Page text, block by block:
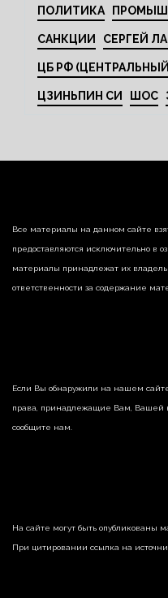
ПОЛИТИКА
САНКЦИИ СЕРГЕЙ
ЦБ РФ
ЦЗИНЬПИН СИ ШОС
Все материалы на данном сайте
предоставляются исключительно в
материалы принадлежат их
ответственности за содержание
Если Вы обнаружили на нашем
права, принадлежащие Вам, Вашей
сообщите нам.
На сайте могут быть опубликованы
При цитировании ссылка на